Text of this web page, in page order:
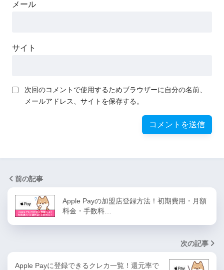
メール
サイト
次回のコメントで使用するためブラウザーに自分の名前、
メールアドレス、サイトを保存する。
前の記事
Apple Payの加盟店登録方法！初期費用・月額
料金・手数料…
次の記事
Apple Payに登録できるクレカ一覧！還元率で